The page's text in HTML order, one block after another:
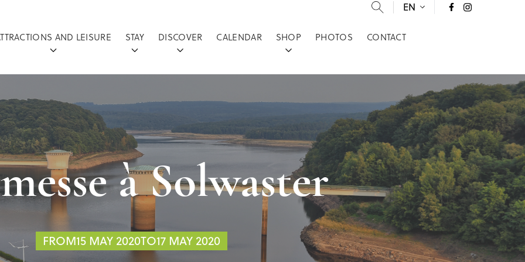
AND LEISURE STAY DISCOVER CALENDAR SHOP PHOTOS CONTACT
EN
à Solwaster
FROM15 MAY 2020TO17 MAY 2020